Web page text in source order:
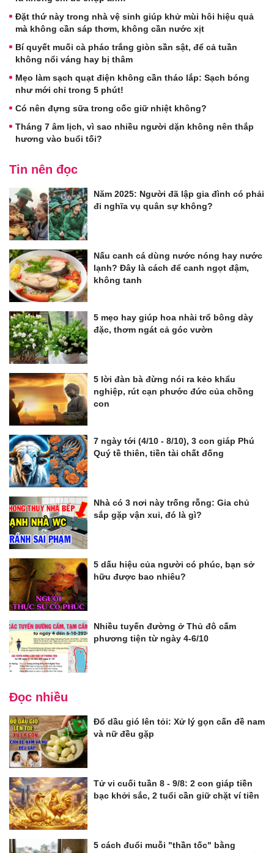
Đặt thứ này trong nhà vệ sinh giúp khử mùi hôi hiệu quả
mà không cần sáp thơm, không cần nước xịt
Bí quyết muối cà pháo trắng giòn sần sật, để cả tuần
không nổi váng hay bị thâm
Mẹo làm sạch quạt điện không cần tháo lắp: Sạch bóng
như mới chỉ trong 5 phút!
Có nên đựng sữa trong cốc giữ nhiệt không?
Tháng 7 âm lịch, vì sao nhiều người dặn không nên thắp
hương vào buổi tối?
Tin nên đọc
Năm 2025: Người đã lập gia đình có phải
đi nghĩa vụ quân sự không?
Nấu canh cá dùng nước nóng hay nước
lạnh? Đây là cách để canh ngọt đậm,
không tanh
5 mẹo hay giúp hoa nhài trổ bông dày
đặc, thơm ngát cả góc vườn
5 lời đàn bà đừng nói ra kẻo khẩu
nghiệp, rút cạn phước đức của chồng
con
7 ngày tới (4/10 - 8/10), 3 con giáp Phú
Quý tề thiên, tiền tài chất đống
Nhà có 3 nơi này trống rỗng: Gia chủ
sắp gặp vận xui, đó là gì?
5 dấu hiệu của người có phúc, bạn sở
hữu được bao nhiêu?
Nhiều tuyến đường ở Thủ đô cấm
phương tiện từ ngày 4-6/10
Đọc nhiều
Đổ dầu gió lên tỏi: Xử lý gọn cấn đề nam
và nữ đều gặp
Tử vi cuối tuần 8 - 9/8: 2 con giáp tiền
bạc khởi sắc, 2 tuổi cần giữ chặt ví tiền
5 cách đuổi muỗi "thần tốc" bằng